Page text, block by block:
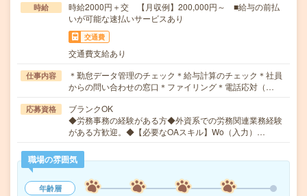
時給
時給2000円＋交 【月収例】200,000円～ ■給与の前払
いが可能な速払いサービスあり
交通費
交通費支給あり
仕事内容
＊勤怠データ管理のチェック＊給与計算のチェック＊社員
からの問い合わせの窓口＊ファイリング＊電話応対（…
応募資格
ブランクOK
◆労務事務の経験がある方◆外資系での労務関連業務経験
がある方歓迎。◆【必要なOAスキル】Wo（入力）…
職場の雰囲気
年齢層